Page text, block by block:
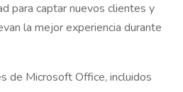
para captar nuevos clientes y
la mejor experiencia durante
de Microsoft Office, incluidos